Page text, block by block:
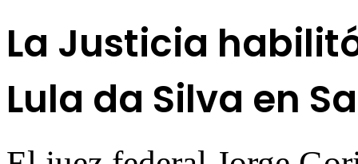
La Justicia
Lula da Silva en